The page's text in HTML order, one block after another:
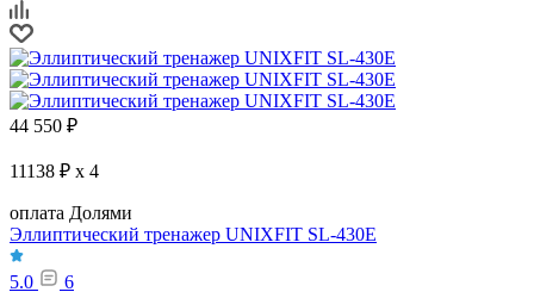
44 550 ₽
11138 ₽ x 4
оплата Долями
Эллиптический тренажер UNIXFIT SL-430E
5.0
6